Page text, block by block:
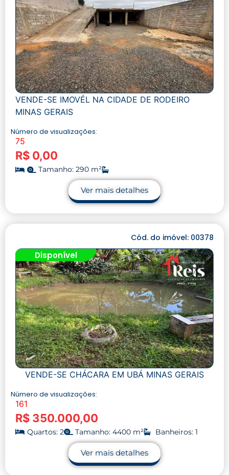
VENDE-SE IMOVÉL NA CIDADE DE RODEIRO
MINAS GERAIS
Número de visualizações:
75
R$ 0,00
Tamanho: 290 m²
Ver mais detalhes
Cód. do imóvel: 00378
Disponível
VENDE-SE CHÁCARA EM UBÁ MINAS GERAIS
Número de visualizações:
161
R$ 350.000,00
Quartos: 2 Tamanho: 4400 m² Banheiros: 1
Ver mais detalhes